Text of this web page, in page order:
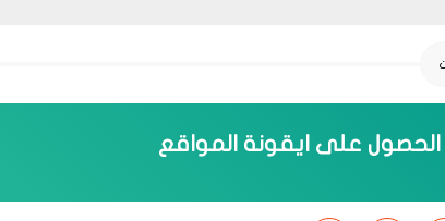
الحصول على ايقونة المواقع